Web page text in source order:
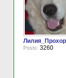
Лилия_Прохор
Posts: 3260